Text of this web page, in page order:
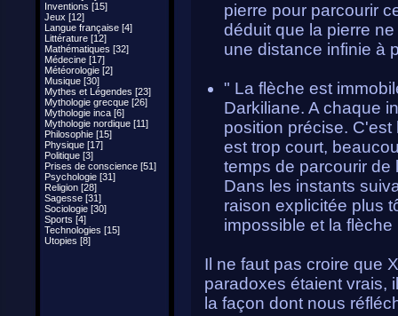
Inventions [15]
Jeux [12]
Langue française [4]
Littérature [12]
Mathématiques [32]
Médecine [17]
Météorologie [2]
Musique [30]
Mythes et Légendes [23]
Mythologie grecque [26]
Mythologie inca [6]
Mythologie nordique [11]
Philosophie [15]
Physique [17]
Politique [3]
Prises de conscience [51]
Psychologie [31]
Religion [28]
Sagesse [31]
Sociologie [30]
Sports [4]
Technologies [15]
Utopies [8]
pierre pour parcourir
déduit que la pierre
une distance infinie à
" La flèche est
Darkiliane. A chaque
position précise.
est trop court,
temps de parcourir de
Dans les instants
raison explicitée plus
impossible et la
Il ne faut pas croire que
paradoxes étaient vrais,
la façon dont nous